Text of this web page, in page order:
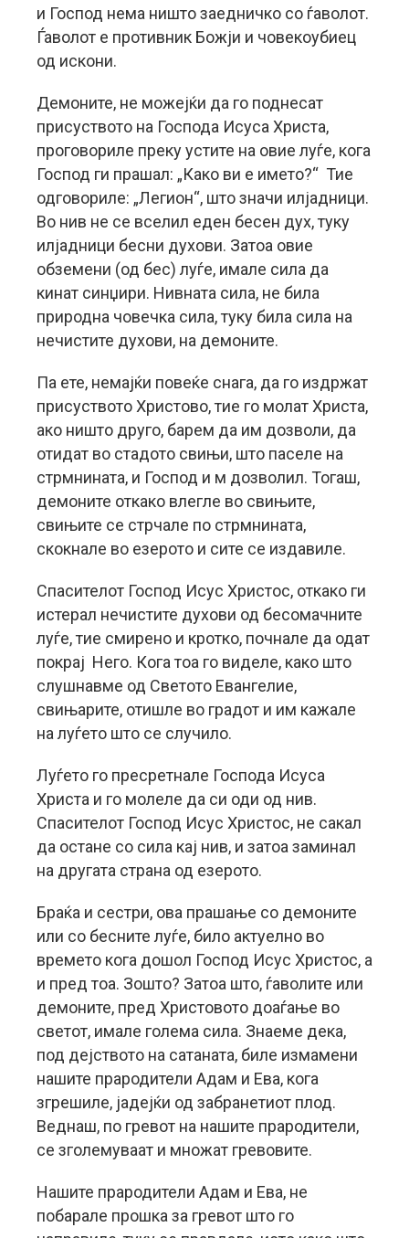
и Господ нема ништо заедничко со ѓаволот.
Ѓаволот е противник Божји и човекоубиец
од искони.
Демоните, не можејќи да го поднесат
присуството на Господа Исуса Христа,
проговориле преку устите на овие луѓе, кога
Господ ги прашал: „Како ви е името?“ Тие
одговориле: „Легион“, што значи илјадници.
Во нив не се вселил еден бесен дух, туку
илјадници бесни духови. Затоа овие
обземени (од бес) луѓе, имале сила да
кинат синџири. Нивната сила, не била
природна човечка сила, туку била сила на
нечистите духови, на демоните.
Па ете, немајќи повеќе снага, да го издржат
присуството Христово, тие го молат Христа,
ако ништо друго, барем да им дозволи, да
отидат во стадото свињи, што паселе на
стрмнината, и Господ и м дозволил. Тогаш,
демоните откако влегле во свињите,
свињите се стрчале по стрмнината,
скокнале во езерото и сите се издавиле.
Спасителот Господ Исус Христос, откако ги
истерал нечистите духови од бесомачните
луѓе, тие смирено и кротко, почнале да одат
покрај Него. Кога тоа го виделе, како што
слушнавме од Светото Евангелие,
свињарите, отишле во градот и им кажале
на луѓето што се случило.
Луѓето го пресретнале Господа Исуса
Христа и го молеле да си оди од нив.
Спасителот Господ Исус Христос, не сакал
да остане со сила кај нив, и затоа заминал
на другата страна од езерото.
Браќа и сестри, ова прашање со демоните
или со бесните луѓе, било актуелно во
времето кога дошол Господ Исус Христос, а
и пред тоа. Зошто? Затоа што, ѓаволите или
демоните, пред Христовото доаѓање во
светот, имале голема сила. Знаеме дека,
под дејството на сатаната, биле измамени
нашите прародители Адам и Ева, кога
згрешиле, јадејќи од забранетиот плод.
Веднаш, по гревот на нашите прародители,
се зголемуваат и множат гревовите.
Нашите прародители Адам и Ева, не
побарале прошка за гревот што го